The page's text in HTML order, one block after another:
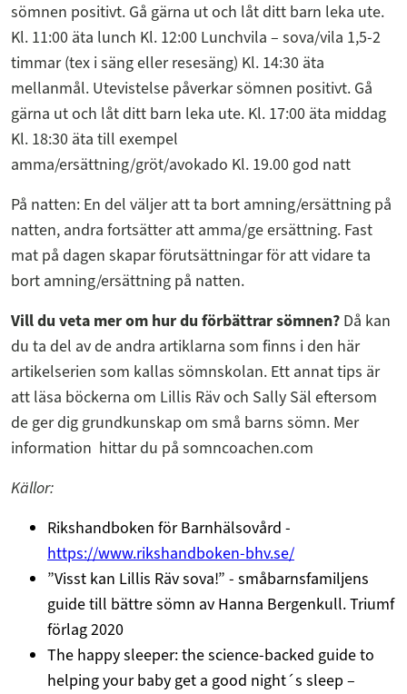
sömnen positivt. Gå gärna ut och låt ditt barn leka ute.
Kl. 11:00 äta lunch Kl. 12:00 Lunchvila – sova/vila 1,5-2
timmar (tex i säng eller resesäng) Kl. 14:30 äta
mellanmål. Utevistelse påverkar sömnen positivt. Gå
gärna ut och låt ditt barn leka ute. Kl. 17:00 äta middag
Kl. 18:30 äta till exempel
amma/ersättning/gröt/avokado Kl. 19.00 god natt
På natten: En del väljer att ta bort amning/ersättning på
natten, andra fortsätter att amma/ge ersättning. Fast
mat på dagen skapar förutsättningar för att vidare ta
bort amning/ersättning på natten.
Vill du veta mer om hur du förbättrar sömnen? Då kan
du ta del av de andra artiklarna som finns i den här
artikelserien som kallas sömnskolan. Ett annat tips är
att läsa böckerna om Lillis Räv och Sally Säl eftersom
de ger dig grundkunskap om små barns sömn. Mer
information hittar du på somncoachen.com
Källor:
Rikshandboken för Barnhälsovård -
https://www.rikshandboken-bhv.se/
”Visst kan Lillis Räv sova!” - småbarnsfamiljens
guide till bättre sömn av Hanna Bergenkull. Triumf
förlag 2020
The happy sleeper: the science-backed guide to
helping your baby get a good night´s sleep –